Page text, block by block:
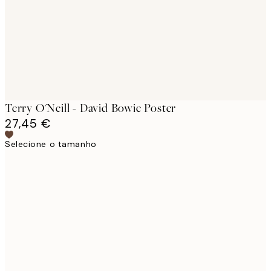
Terry O'Neill - David Bowie Poster
27,45 €
Selecione o tamanho